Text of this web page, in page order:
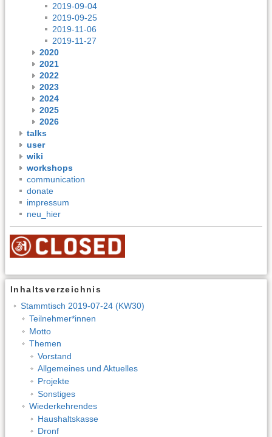
2019-09-04
2019-09-25
2019-11-06
2019-11-27
2020
2021
2022
2023
2024
2025
2026
talks
user
wiki
workshops
communication
donate
impressum
neu_hier
Inhaltsverzeichnis
Stammtisch 2019-07-24 (KW30)
Teilnehmer*innen
Motto
Themen
Vorstand
Allgemeines und Aktuelles
Projekte
Sonstiges
Wiederkehrendes
Haushaltskasse
Dronf